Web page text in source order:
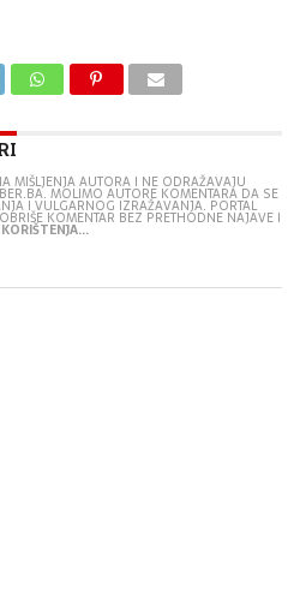
MIŠLJENJA AUTORA I NE ODRAŽAVAJU
MOLIMO AUTORE KOMENTARA DA SE
I VULGARNOG IZRAŽAVANJA. PORTAL
KOMENTAR BEZ PRETHODNE NAJAVE I